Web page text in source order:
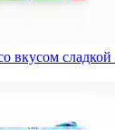
вкусом